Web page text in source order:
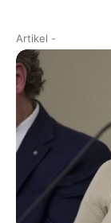
Artikel -